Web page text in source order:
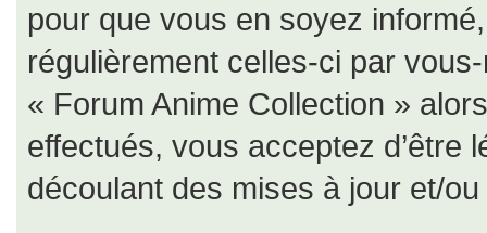
pour que vous en soyez
régulièrement celles-ci par
« Forum Anime Collection »
effectués, vous acceptez d’être
découlant des mises à jour et/